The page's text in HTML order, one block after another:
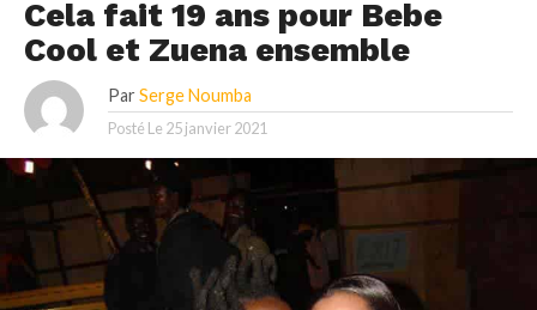
Cela fait 19 ans pour Bebe
Cool et Zuena ensemble
Par Serge Noumba
Posté Le 25 janvier 2021